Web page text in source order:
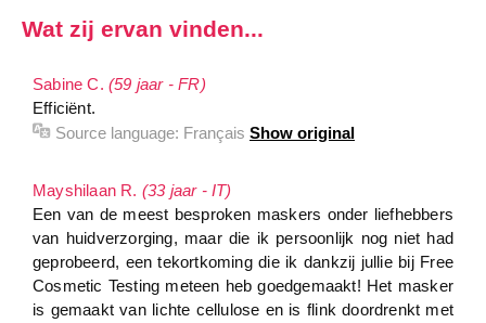
Wat zij ervan vinden...
Sabine C. (59 jaar - FR)
Efficiënt.
Source language: Français Show original
Mayshilaan R. (33 jaar - IT)
Een van de meest besproken maskers onder liefhebbers
van huidverzorging, maar die ik persoonlijk nog niet had
geprobeerd, een tekortkoming die ik dankzij jullie bij Free
Cosmetic Testing meteen heb goedgemaakt! Het masker
is gemaakt van lichte cellulose en is flink doordrenkt met